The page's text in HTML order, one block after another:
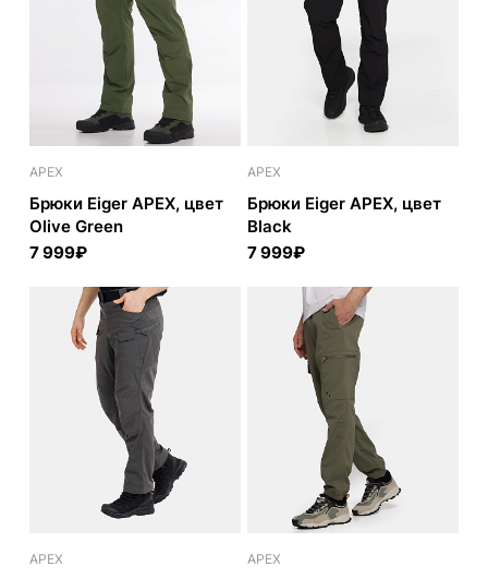
APEX
Брюки Eiger APEX, цвет
Olive Green
7 999₽
APEX
Брюки Eiger APEX, цвет
Black
7 999₽
APEX APEX